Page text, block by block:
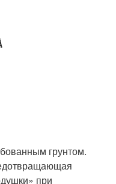
грунтом.
при